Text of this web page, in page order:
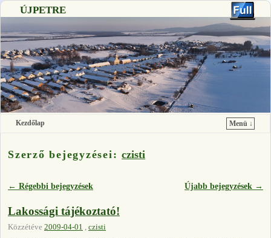
ÚJPETRE
Kezdőlap
Menü ↓
Szerző bejegyzései:czisti
Bejegyzés navigáció
← Régebbi bejegyzések Újabb bejegyzések →
Lakossági tájékoztató!
Közzétéve 2009-04-01 , czisti